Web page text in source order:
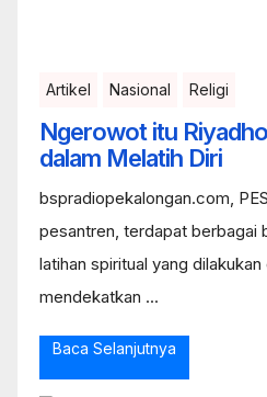
Artikel Nasional Religi
Ngerowot itu
dalam Melatih Diri
bspradiopekalongan.com,
pesantren, terdapat berbagai
latihan spiritual yang
mendekatkan ...
Baca Selanjutnya